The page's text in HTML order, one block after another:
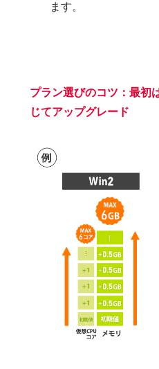
ます。
プラン選びのコツ：最初
じてアップグレード